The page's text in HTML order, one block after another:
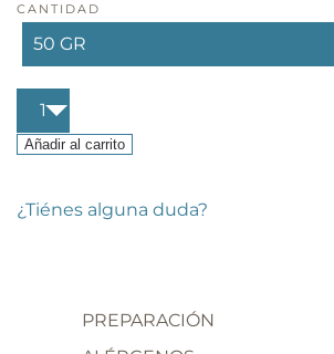
CANTIDAD
Guacamole
mezcla
cantidad
Añadir al carrito
¿Tiénes alguna duda?
PREPARACIÓN